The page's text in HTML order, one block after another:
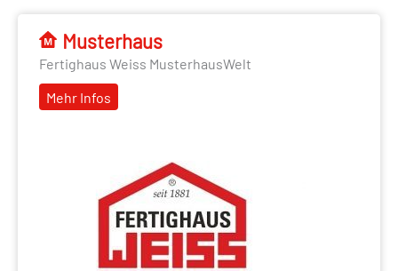
Musterhaus
Fertighaus Weiss MusterhausWelt
Mehr Infos